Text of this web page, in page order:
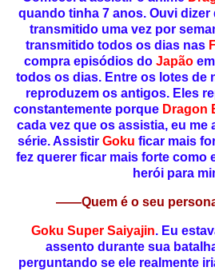
quando tinha 7 anos. Ouvi dizer
transmitido uma vez por
transmitido todos os dias nas
compra episódios do Japãoem
todos os dias. Entre os lotes de
reproduzem os antigos. Eles
constantemente porque Dragon
cada vez que os assistia, eu me
série. Assistir Goku ficar mais
fez querer ficar mais forte como
herói para
——Quem é o seu
Goku Super Saiyajin. Eu
assento durante sua
perguntando se ele realmente